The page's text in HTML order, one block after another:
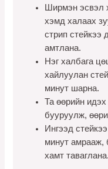
Ширмэн эсвэл
хэмд халаах
стрип стейкээ
амтлана.
Нэг халбага
хайлуулан
минут шарна.
Та өөрийн
бууруулж,
Ингээд
минут амрааж,
хамт таваглана.